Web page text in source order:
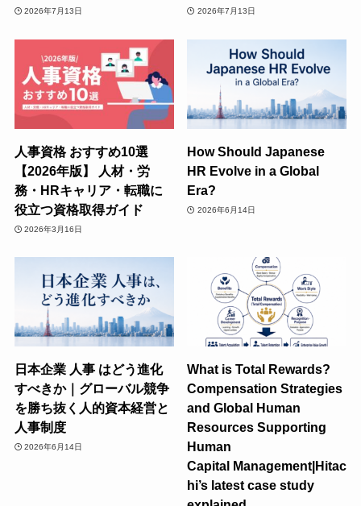
2026年7月13日 2026年7月13日
人事資格 おすすめ10選
【2026年版】 人材・労
務・HRキャリア・転職に
役立つ資格取得ガイド
2026年3月16日
How Should Japanese
HR Evolve in a Global
Era?
2026年6月14日
日本企業 人事 はどう進化
すべきか｜グローバル競争
を勝ち抜く人的資本経営と
人事制度
2026年6月14日
What is Total Rewards?
Compensation Strategies
and Global Human
Resources Supporting
Human
Capital Management|Hitac
hi’s latest case study